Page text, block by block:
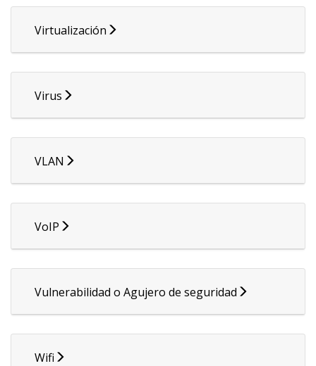
Virtualización
Virus
VLAN
VoIP
Vulnerabilidad o Agujero de seguridad
Wifi